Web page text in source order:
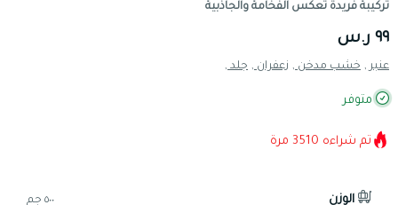
تركيبة فريدة تعكس الفخامة والجاذبية
٩٩ ر.س
عنبر , خشب مدخن , زعفران , جلد ,
متوفر
تم شراءه 3510 مرة
الوزن ٥٠٠ جم